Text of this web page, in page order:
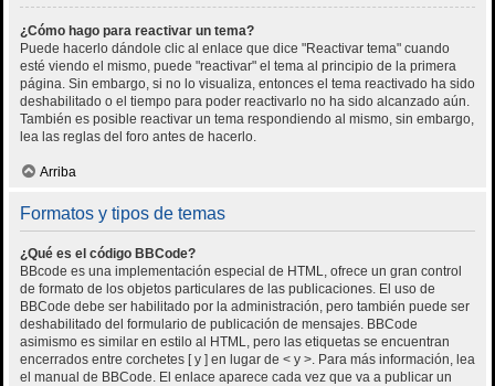
¿Cómo hago para reactivar un tema?
Puede hacerlo dándole clic al enlace que dice "Reactivar tema" cuando
esté viendo el mismo, puede "reactivar" el tema al principio de la primera
página. Sin embargo, si no lo visualiza, entonces el tema reactivado ha sido
deshabilitado o el tiempo para poder reactivarlo no ha sido alcanzado aún.
También es posible reactivar un tema respondiendo al mismo, sin embargo,
lea las reglas del foro antes de hacerlo.
Arriba
Formatos y tipos de temas
¿Qué es el código BBCode?
BBcode es una implementación especial de HTML, ofrece un gran control
de formato de los objetos particulares de las publicaciones. El uso de
BBCode debe ser habilitado por la administración, pero también puede ser
deshabilitado del formulario de publicación de mensajes. BBCode
asimismo es similar en estilo al HTML, pero las etiquetas se encuentran
encerrados entre corchetes [ y ] en lugar de < y >. Para más información, lea
el manual de BBCode. El enlace aparece cada vez que va a publicar un